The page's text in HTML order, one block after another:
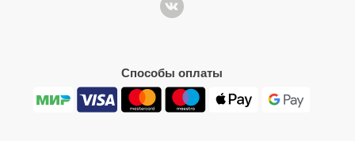
Способы оплаты